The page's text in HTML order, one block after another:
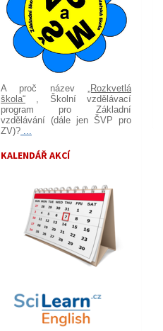
A proč název
„Rozkvetlá
škola“ , Školní vzdělávací
program pro Základní
vzdělávání (dále jen ŠVP pro
ZV)?
KALENDÁŘ AKCÍ